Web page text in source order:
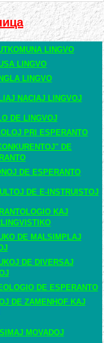
LINGVO
LINGVO
LINGVO
NACIAJ LINGVOJ
DE LINGVOJ
PRI ESPERANTO
DE
DE ESPERANTO
DE E-INSTRUISTOJ
KAJ
DE MALSIMPLAJ
DE DIVERSAJ
DE ESPERANTO
DE ZAMENHOF KAJ
MOVADOJ